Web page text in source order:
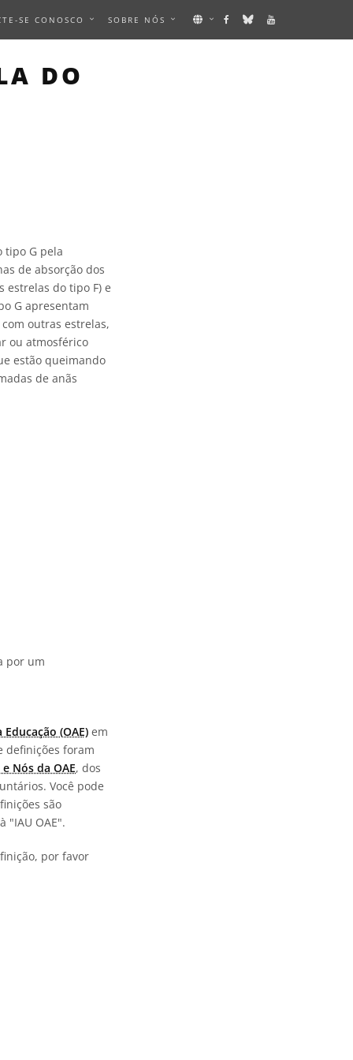
SE CONOSCO SOBRE NÓS
DO
tipo G pela
de absorção dos
estrelas do tipo F) e
G apresentam
outras estrelas,
ou atmosférico
estão queimando
de anãs
por um
(OAE) em
definições foram
Nós da OAE, dos
Você pode
são
"IAU OAE".
por favor